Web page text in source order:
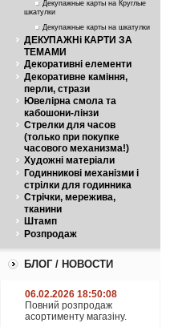
Декупажные карты на Круглые
шкатулки
Декупажные карты на шкатулки
ДЕКУПАЖНі КАРТИ ЗА
ТЕМАМИ
Декоративні елементи
Декоративне каміння,
перли, стрази
Ювелірна смола та
кабошони-лінзи
Стрелки для часов
(только при покупке
часового механизма!)
Художні матеріали
Годинникові механізми і
стрілки для годинника
Стрічки, мережива,
тканини
Штамп
Розпродаж
БЛОГ / НОВОСТИ
06.02.2026 18:50:08
Повний розпродаж
асортименту магазіну.